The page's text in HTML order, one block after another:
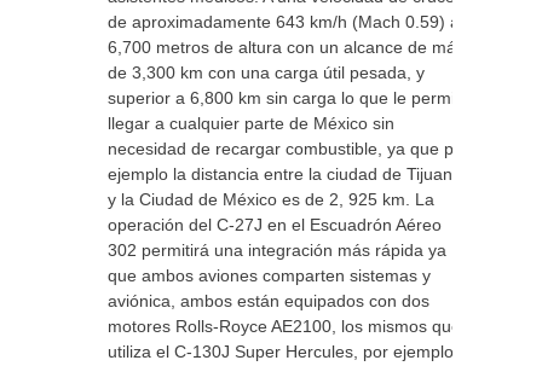
de aproximadamente 643 km/h (Mach 0.59) a
6,700 metros de altura con un alcance de más
de 3,300 km con una carga útil pesada, y
superior a 6,800 km sin carga lo que le permite
llegar a cualquier parte de México sin
necesidad de recargar combustible, ya que por
ejemplo la distancia entre la ciudad de Tijuana
y la Ciudad de México es de 2, 925 km. La
operación del C-27J en el Escuadrón Aéreo
302 permitirá una integración más rápida ya
que ambos aviones comparten sistemas y
aviónica, ambos están equipados con dos
motores Rolls-Royce AE2100, los mismos que
utiliza el C-130J Super Hercules, por ejemplo.